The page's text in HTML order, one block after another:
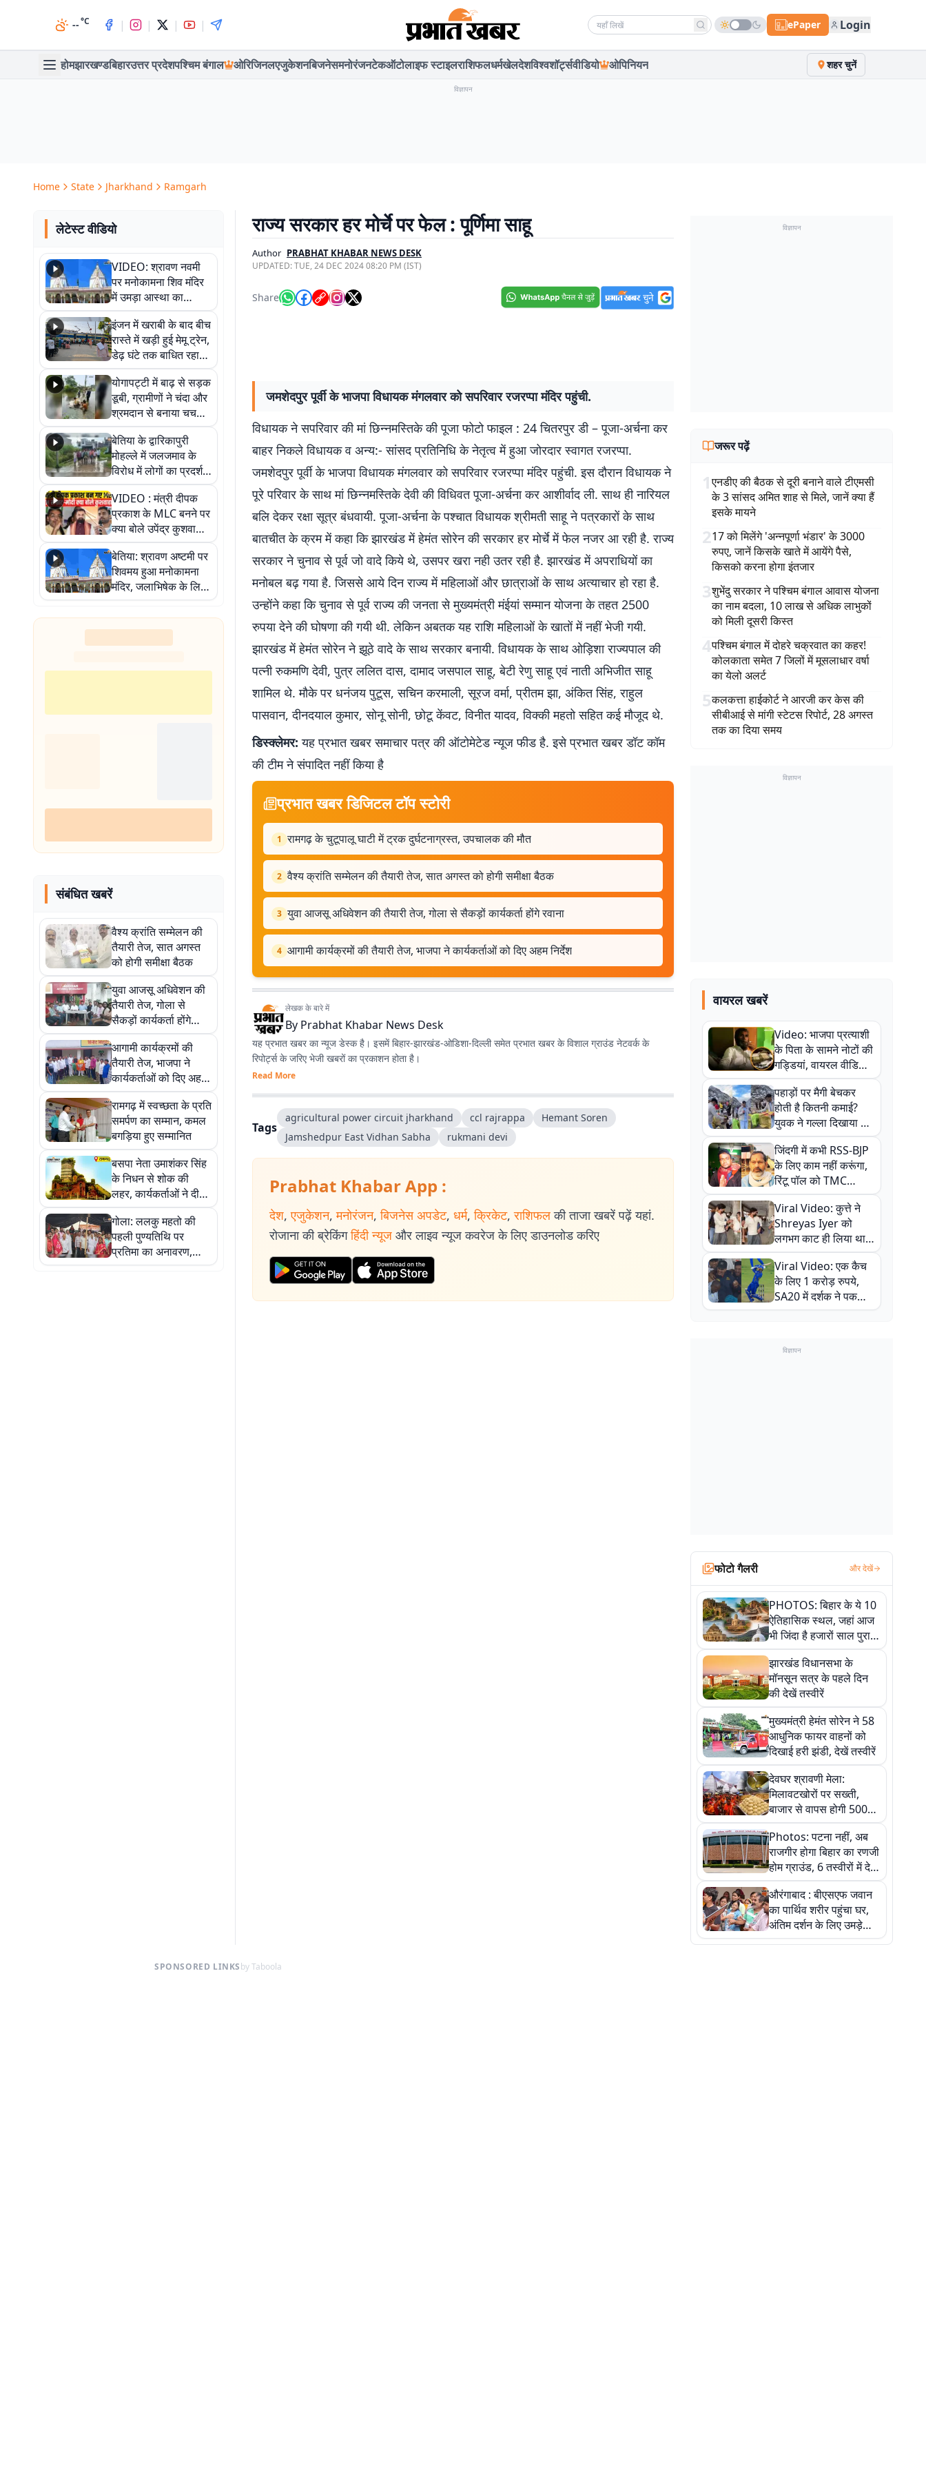
--°C | | | | Search news ePaper Login
होमझारखण्डबिहारउत्तर प्रदेशपश्चिम बंगाल ओरिजिनलएजुकेशनबिजनेसमनोरंजनटेकऑटोलाइफ स्टाइलराशिफलधर्मखेलदेशविश्वशॉर्ट्सवीडियो ओपिनियन शहर चुनें
विज्ञापन
Home State Jharkhand Ramgarh
लेटेस्ट वीडियो
VIDEO: श्रावण नवमी
पर मनोकामना शिव मंदिर
में उमड़ा आस्था का
सैलाब, हर-हर महादेव के
जयघोष से गूंजा परिसर
इंजन में खराबी के बाद बीच
रास्ते में खड़ी हुई मेमू ट्रेन,
डेढ़ घंटे तक बाधित रहा
आवागमन
योगापट्टी में बाढ़ से सड़क
डूबी, ग्रामीणों ने चंदा और
श्रमदान से बनाया चचरी
पुल
बेतिया के द्वारिकापुरी
मोहल्ले में जलजमाव के
विरोध में लोगों का प्रदर्शन,
स्थायी समाधान की मांग
VIDEO : मंत्री दीपक
प्रकाश के MLC बनने पर
क्या बोले उपेंद्र कुशवाहा,
सुनिए
बेतिया: श्रावण अष्टमी पर
शिवमय हुआ मनोकामना
मंदिर, जलाभिषेक के लिए
लगी लंबी कतारें
संबंधित खबरें
वैश्य क्रांति सम्मेलन की
तैयारी तेज, सात अगस्त
को होगी समीक्षा बैठक
युवा आजसू अधिवेशन की
तैयारी तेज, गोला से
सैकड़ों कार्यकर्ता होंगे
रवाना
आगामी कार्यक्रमों की
तैयारी तेज, भाजपा ने
कार्यकर्ताओं को दिए अहम
निर्देश
रामगढ़ में स्वच्छता के प्रति
समर्पण का सम्मान, कमल
बगड़िया हुए सम्मानित
बसपा नेता उमाशंकर सिंह
के निधन से शोक की
लहर, कार्यकर्ताओं ने दी
श्रद्धांजलि
गोला: ललकु महतो की
पहली पुण्यतिथि पर
प्रतिमा का अनावरण,
नेताओं ने दी श्रद्धांजलि
राज्य सरकार हर मोर्चे पर फेल : पूर्णिमा साहू
Author PRABHAT KHABAR NEWS DESK
UPDATED:TUE, 24 DEC 2024 08:20 PM (IST)
Share
जमशेदपुर पूर्वी के भाजपा विधायक मंगलवार को सपरिवार रजरप्पा मंदिर पहुंची.
विधायक ने सपरिवार की मां छिन्नमस्तिके की पूजा फोटो फाइल : 24 चितरपुर डी – पूजा-अर्चना कर
बाहर निकले विधायक व अन्य:- सांसद प्रतिनिधि के नेतृत्व में हुआ जोरदार स्वागत रजरप्पा.
जमशेदपुर पूर्वी के भाजपा विधायक मंगलवार को सपरिवार रजरप्पा मंदिर पहुंची. इस दौरान विधायक ने
पूरे परिवार के साथ मां छिन्नमस्तिके देवी की विधिवत पूजा-अर्चना कर आशीर्वाद ली. साथ ही नारियल
बलि देकर रक्षा सूत्र बंधवायी. पूजा-अर्चना के पश्चात विधायक श्रीमती साहू ने पत्रकारों के साथ
बातचीत के क्रम में कहा कि झारखंड में हेमंत सोरेन की सरकार हर मोर्चे में फेल नजर आ रही है. राज्य
सरकार ने चुनाव से पूर्व जो वादे किये थे, उसपर खरा नही उतर रही है. झारखंड में अपराधियों का
मनोबल बढ़ गया है. जिससे आये दिन राज्य में महिलाओं और छात्राओं के साथ अत्याचार हो रहा है.
उन्होंने कहा कि चुनाव से पूर्व राज्य की जनता से मुख्यमंत्री मंईयां सम्मान योजना के तहत 2500
रुपया देने की घोषणा की गयी थी. लेकिन अबतक यह राशि महिलाओं के खातों में नहीं भेजी गयी.
झारखंड में हेमंत सोरेन ने झूठे वादे के साथ सरकार बनायी. विधायक के साथ ओड़िशा राज्यपाल की
पत्नी रुकमणि देवी, पुत्र ललित दास, दामाद जसपाल साहू, बेटी रेणु साहू एवं नाती अभिजीत साहू
शामिल थे. मौके पर धनंजय पुटूस, सचिन करमाली, सूरज वर्मा, प्रीतम झा, अंकित सिंह, राहुल
पासवान, दीनदयाल कुमार, सोनू सोनी, छोटू केंवट, विनीत यादव, विक्की महतो सहित कई मौजूद थे.
डिस्क्लेमर: यह प्रभात खबर समाचार पत्र की ऑटोमेटेड न्यूज फीड है. इसे प्रभात खबर डॉट कॉम
की टीम ने संपादित नहीं किया है
प्रभात खबर डिजिटल टॉप स्टोरी
1 रामगढ़ के चुटूपालू घाटी में ट्रक दुर्घटनाग्रस्त, उपचालक की मौत
2 वैश्य क्रांति सम्मेलन की तैयारी तेज, सात अगस्त को होगी समीक्षा बैठक
3 युवा आजसू अधिवेशन की तैयारी तेज, गोला से सैकड़ों कार्यकर्ता होंगे रवाना
4 आगामी कार्यक्रमों की तैयारी तेज, भाजपा ने कार्यकर्ताओं को दिए अहम निर्देश
लेखक के बारे में
By Prabhat Khabar News Desk
यह प्रभात खबर का न्यूज डेस्क है। इसमें बिहार-झारखंड-ओडिशा-दिल्‍ली समेत प्रभात खबर के विशाल ग्राउंड नेटवर्क के
रिपोर्ट्स के जरिए भेजी खबरों का प्रकाशन होता है।
Read More
Tags
agricultural power circuit jharkhand ccl rajrappa
Hemant Soren
Jamshedpur East Vidhan Sabha
rukmani devi
Prabhat Khabar App :
देश, एजुकेशन, मनोरंजन, बिजनेस अपडेट, धर्म, क्रिकेट, राशिफल की ताजा खबरें पढ़ें यहां.
रोजाना की ब्रेकिंग हिंदी न्यूज और लाइव न्यूज कवरेज के लिए डाउनलोड करिए
विज्ञापन
जरूर पढ़ें
1एनडीए की बैठक से दूरी बनाने वाले टीएमसी
के 3 सांसद अमित शाह से मिले, जानें क्या हैं
इसके मायने
217 को मिलेंगे 'अन्नपूर्णा भंडार' के 3000
रुपए, जानें किसके खाते में आयेंगे पैसे,
किसको करना होगा इंतजार
3शुभेंदु सरकार ने पश्चिम बंगाल आवास योजना
का नाम बदला, 10 लाख से अधिक लाभुकों
को मिली दूसरी किस्त
4पश्चिम बंगाल में दोहरे चक्रवात का कहर!
कोलकाता समेत 7 जिलों में मूसलाधार वर्षा
का येलो अलर्ट
5कलकत्ता हाईकोर्ट ने आरजी कर केस की
सीबीआई से मांगी स्टेटस रिपोर्ट, 28 अगस्त
तक का दिया समय
विज्ञापन
वायरल खबरें
Video: भाजपा प्रत्याशी
के पिता के सामने नोटों की
गड्डियां, वायरल वीडियो
से राजनीति में उबाल,
अजित महतो बोले- TMC
की गंदी चाल
पहाड़ों पर मैगी बेचकर
होती है कितनी कमाई?
युवक ने गल्ला दिखाया तो
नौकरी वालों के खड़े हो गए
कान
जिंदगी में कभी RSS-BJP
के लिए काम नहीं करूंगा,
रिंटू पॉल को TMC
ऑफिस में ले जाकर पीटा,
Video वायरल
Viral Video: कुत्ते ने
Shreyas Iyer को
लगभग काट ही लिया था,
न्यूजीलैंड सीरीज से पहले
बाल-बाल बचे
Viral Video: एक कैच
के लिए 1 करोड़ रुपये,
SA20 में दर्शक ने पकड़ा
एक हाथ से गजब का कैच
विज्ञापन
फोटो गैलरी और देखें
PHOTOS: बिहार के ये 10
ऐतिहासिक स्थल, जहां आज
भी जिंदा है हजारों साल पुराना
इतिहास, एक बार जरूर घूमिए
झारखंड विधानसभा के
मॉनसून सत्र के पहले दिन
की देखें तस्वीरें
मुख्यमंत्री हेमंत सोरेन ने 58
आधुनिक फायर वाहनों को
दिखाई हरी झंडी, देखें तस्वीरें
देवघर श्रावणी मेला:
मिलावटखोरों पर सख्ती,
बाजार से वापस होगी 500
किलो संदिग्ध खाद्य सामग्री,
देखें तस्वीरें
Photos: पटना नहीं, अब
राजगीर होगा बिहार का रणजी
होम ग्राउंड, 6 तस्वीरों में देखें
नए स्टेडियम की पूरी कहानी
औरंगाबाद : बीएसएफ जवान
का पार्थिव शरीर पहुंचा घर,
अंतिम दर्शन के लिए उमड़े
लोग
SPONSORED LINKSby Taboola